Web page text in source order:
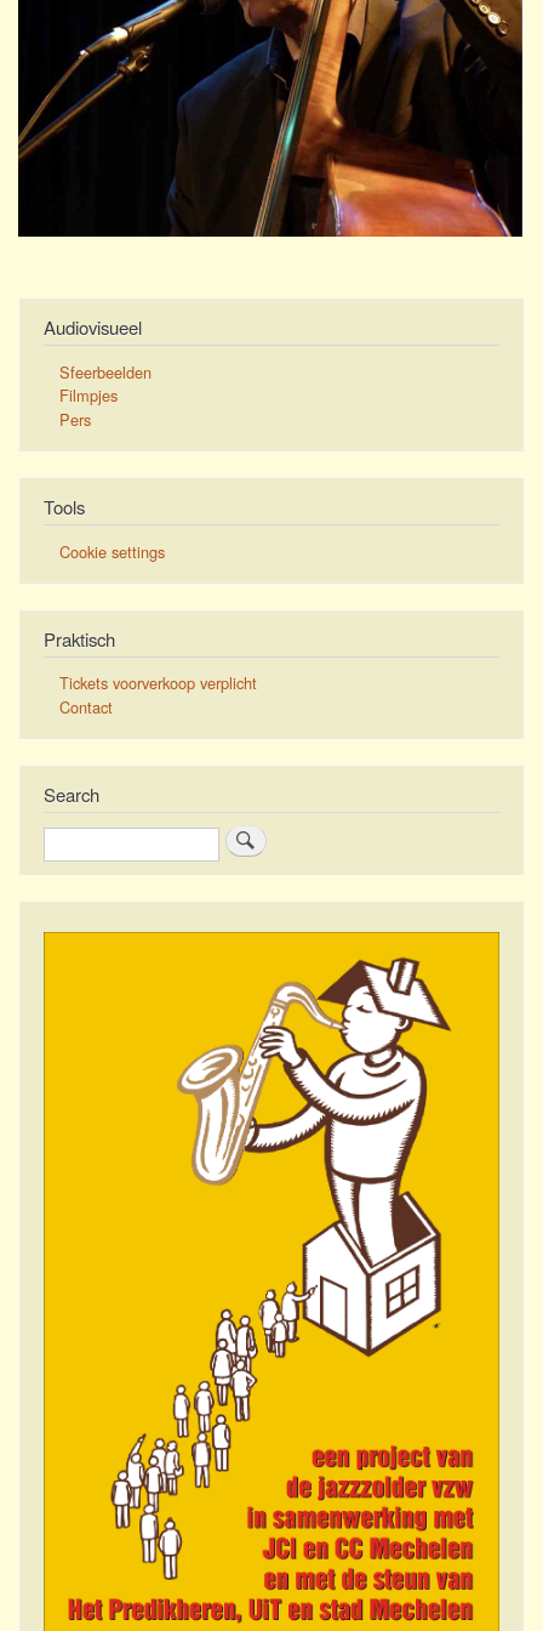
Audiovisueel
Sfeerbeelden
Filmpjes
Pers
Tools
Cookie settings
Praktisch
Tickets voorverkoop verplicht
Contact
Search
Zoeken